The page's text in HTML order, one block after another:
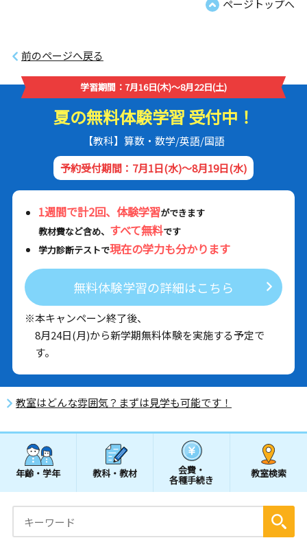
ページトップへ
前のページへ戻る
学習期間：7月16日(木)～8月22日(土)
夏の無料体験学習 受付中！
【教科】算数・数学/英語/国語
予約受付期間：7月1日(水)～8月19日(水)
1週間で計2回、体験学習ができます
教材費など含め、 すべて無料です
学力診断テストで現在の学力も分かります
無料体験学習の詳細はこちら
※本キャンペーン終了後、
8月24日(月)から新学期無料体験を実施する予定で
す。
教室はどんな雰囲気？まずは見学も可能です！
年齢・学年 教科・教材 会費・
各種手続き
教室検索